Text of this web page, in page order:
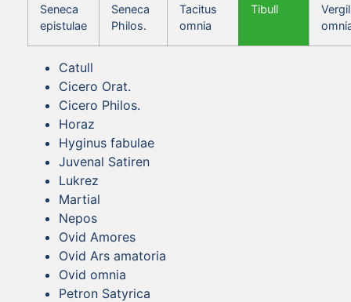
Seneca
epistulae
Seneca
Philos.
Tacitus
omnia
Tibull
Vergil
Catull
Cicero Orat.
Cicero Philos.
Horaz
Hyginus fabulae
Juvenal Satiren
Lukrez
Martial
Nepos
Ovid Amores
Ovid Ars amatoria
Ovid omnia
Petron Satyrica